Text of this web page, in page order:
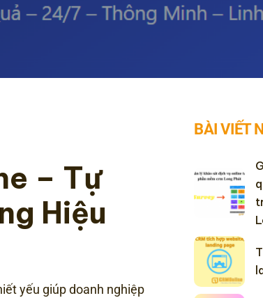
– Tự
Hiệu
yếu giúp doanh nghiệp
BÀI VIẾT